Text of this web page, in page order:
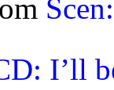
om
I’ll